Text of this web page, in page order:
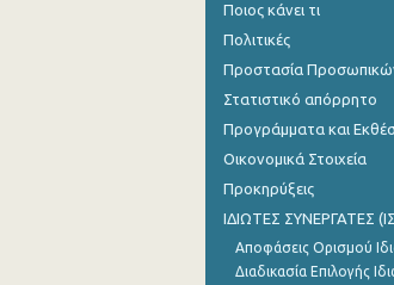
Ποιος κάνει τι
Πολιτικές
Προστασία
Στατιστικό απόρρητο
Προγράμματα και
Οικονομικά Στοιχεία
Προκηρύξεις
ΙΔΙΩΤΕΣ ΣΥΝΕΡΓΑΤΕΣ
Αποφάσεις Ορισμού
Διαδικασία Επιλογής